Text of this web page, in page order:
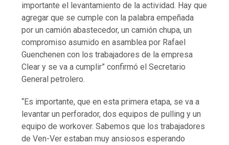
importante el levantamiento de la actividad. Hay que
agregar que se cumple con la palabra empeñada
por un camión abastecedor, un camión chupa, un
compromiso asumido en asamblea por Rafael
Guenchenen con los trabajadores de la empresa
Clear y se va a cumplir” confirmó el Secretario
General petrolero.
“Es importante, que en esta primera etapa, se va a
levantar un perforador, dos equipos de pulling y un
equipo de workover. Sabemos que los trabajadores
de Ven-Ver estaban muy ansiosos esperando